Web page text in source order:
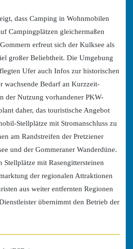
dass Camping in Wohnmobilen
Campingplätzen gleichermaßen
erfreut sich der Kulksee als
großer Beliebtheit. Die Umgebung
Ufer auch Infos zur historischen
wachsende Bedarf an Kurzzeit-
der Nutzung vorhandener PKW-
daher, das touristische Angebot
Stellplätze mit Stromanschluss zu
am Randstreifen der Pretziener
und der Gommeraner Wanderdüne.
Stellplätze mit Rasengittersteinen
der regionalen Attraktionen
aus weiter entfernten Regionen
übernimmt den Betrieb der